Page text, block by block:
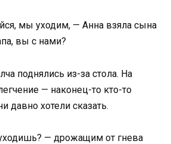
мы уходим, — Анна взяла сына
вы с нами?
поднялись из-за стола. На
— наконец-то кто-то
давно хотели сказать.
— дрожащим от гнева